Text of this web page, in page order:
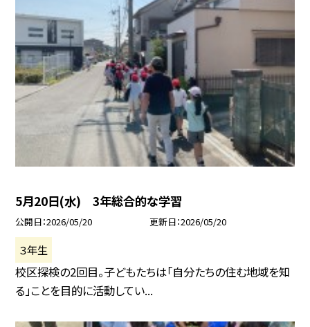
5月20日(水) 3年総合的な学習
公開日 2026/05/20 更新日 2026/05/20
３年生
校区探検の2回目。子どもたちは「自分たちの住む地域を知
る」ことを目的に活動してい...